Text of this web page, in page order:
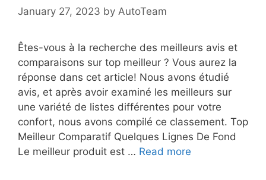
January 27, 2023 by AutoTeam
Êtes-vous à la recherche des meilleurs avis et
comparaisons sur top meilleur ? Vous aurez la
réponse dans cet article! Nous avons étudié
avis, et après avoir examiné les meilleurs sur
une variété de listes différentes pour votre
confort, nous avons compilé ce classement. Top
Meilleur Comparatif Quelques Lignes De Fond
Le meilleur produit est … Read more